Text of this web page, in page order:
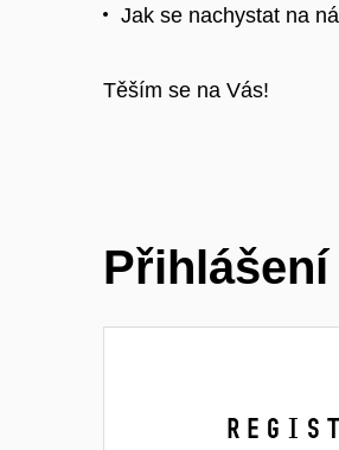
Jak se nachystat na
Těším se na Vás!
Přihlášení